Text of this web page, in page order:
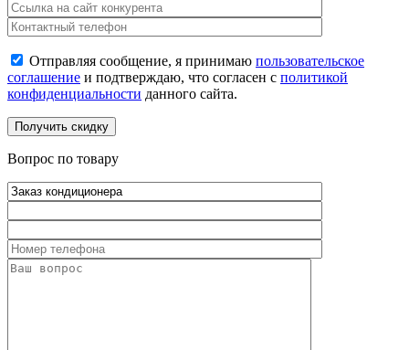
Отправляя сообщение, я принимаю пользовательское
соглашение и подтверждаю, что согласен с политикой
конфиденциальности данного сайта.
Вопрос по товару